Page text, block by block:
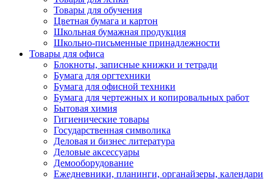
Товары для обучения
Цветная бумага и картон
Школьная бумажная продукция
Школьно-письменные принадлежности
Товары для офиса
Блокноты, записные книжки и тетради
Бумага для оргтехники
Бумага для офисной техники
Бумага для чертежных и копировальных работ
Бытовая химия
Гигиенические товары
Государственная символика
Деловая и бизнес литература
Деловые аксессуары
Демооборудование
Ежедневники, планинги, органайзеры, календари